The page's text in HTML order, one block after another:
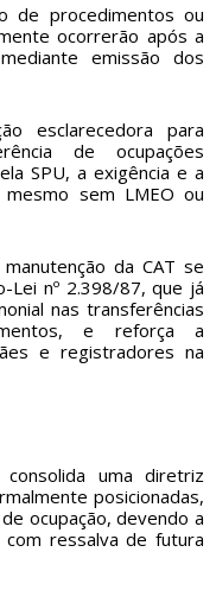
de procedimentos ou
ocorrerão após a
emissão dos
esclarecedora para
de ocupações
SPU, a exigência e a
sem LMEO ou
da CAT se
Lei nº 2.398/87, que já
nas transferências
e reforça a
e registradores na
uma diretriz
posicionadas,
ocupação, devendo a
ressalva de futura